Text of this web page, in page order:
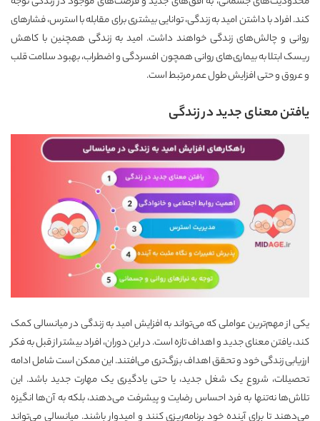
کند. افراد با داشتن امید به زندگی، توانایی بیشتری برای مقابله با استرس، فشارهای
روانی و چالش‌های زندگی خواهند داشت. امید به زندگی همچنین با کاهش
ریسک ابتلا به بیماری‌های روانی همچون افسردگی و اضطراب، بهبود سلامت قلب
و عروق و حتی افزایش طول عمر مرتبط است.
یافتن معنای جدید در زندگی
یکی از مهم‌ترین عواملی که می‌تواند به افزایش امید به زندگی در میانسالی کمک
کند، یافتن معنای جدید و اهداف تازه است. در این دوران، افراد بیشتر از قبل به فکر
ارزیابی زندگی خود و تحقق اهداف بزرگ‌تری می‌افتند. این ممکن است شامل ادامه
تحصیلات، شروع یک شغل جدید، یا حتی یادگیری یک مهارت جدید باشد. این
تلاش‌ها نه‌تنها به فرد احساس رضایت و پیشرفت می‌دهند، بلکه به آن‌ها انگیزه
می‌دهند تا برای آینده خود برنامه‌ریزی کنند و امیدوار باشند. میانسالی می‌تواند